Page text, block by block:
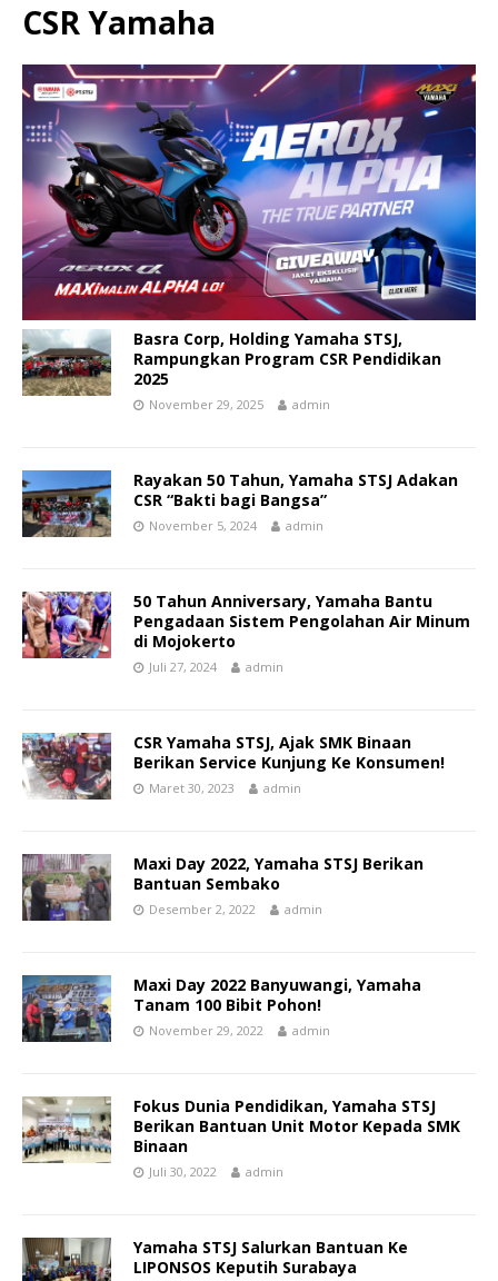
CSR Yamaha
Basra Corp, Holding Yamaha STSJ,
Rampungkan Program CSR Pendidikan
2025
November 29, 2025 admin
Rayakan 50 Tahun, Yamaha STSJ Adakan
CSR “Bakti bagi Bangsa”
November 5, 2024 admin
50 Tahun Anniversary, Yamaha Bantu
Pengadaan Sistem Pengolahan Air Minum
di Mojokerto
Juli 27, 2024 admin
CSR Yamaha STSJ, Ajak SMK Binaan
Berikan Service Kunjung Ke Konsumen!
Maret 30, 2023 admin
Maxi Day 2022, Yamaha STSJ Berikan
Bantuan Sembako
Desember 2, 2022 admin
Maxi Day 2022 Banyuwangi, Yamaha
Tanam 100 Bibit Pohon!
November 29, 2022 admin
Fokus Dunia Pendidikan, Yamaha STSJ
Berikan Bantuan Unit Motor Kepada SMK
Binaan
Juli 30, 2022 admin
Yamaha STSJ Salurkan Bantuan Ke
LIPONSOS Keputih Surabaya